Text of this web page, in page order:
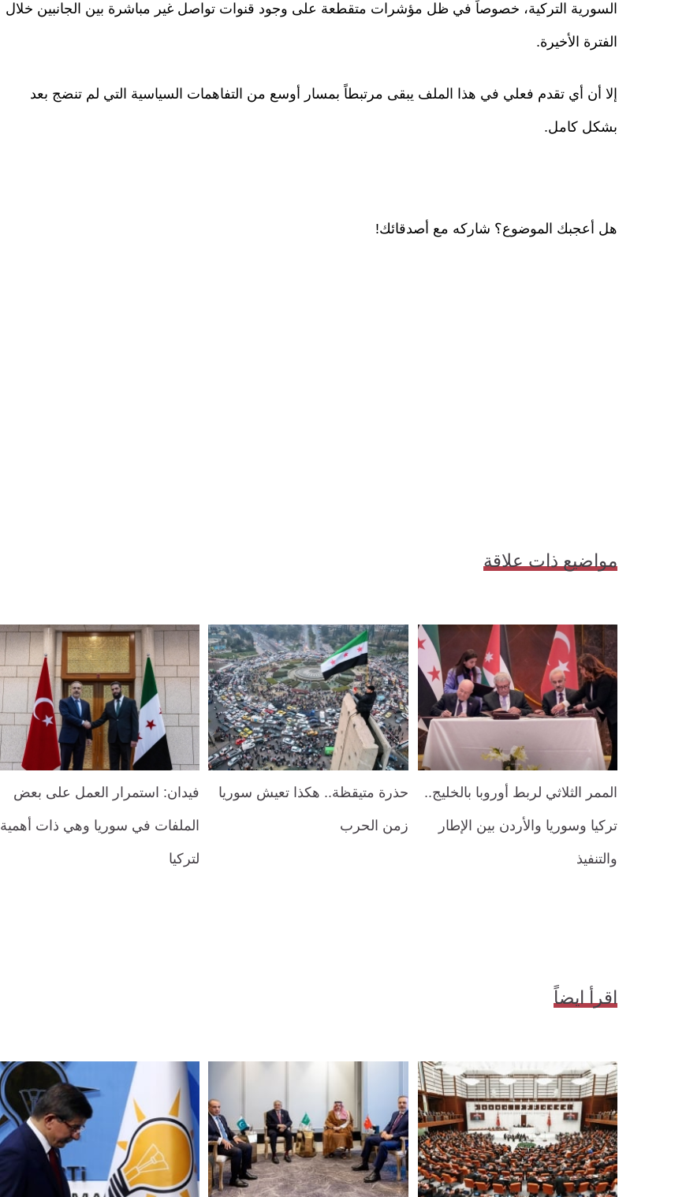
السورية التركية، خصوصاً في ظل مؤشرات متقطعة على وجود قنوات تواصل غير مباشرة بين الجانبين خلال
الفترة الأخيرة.
إلا أن أي تقدم فعلي في هذا الملف يبقى مرتبطاً بمسار أوسع من التفاهمات السياسية التي لم تنضج بعد
بشكل كامل.
هل أعجبك الموضوع؟ شاركه مع أصدقائك!
مواضيع ذات علاقة
الممر الثلاثي لربط أوروبا بالخليج..
تركيا وسوريا والأردن بين الإطار
والتنفيذ
حذرة متيقظة.. هكذا تعيش سوريا
زمن الحرب
فيدان: استمرار العمل على بعض
الملفات في سوريا وهي ذات أهمية
لتركيا
اقرأ ايضاً